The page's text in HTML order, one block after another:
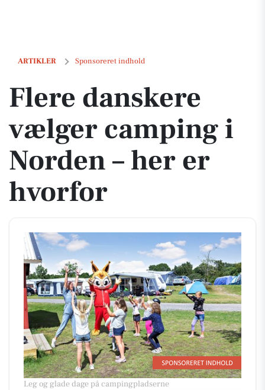
ARTIKLER Sponsoreret indhold
Flere danskere vælger camping i Norden – her er hvorfor
Flere danskere
vælger camping i
Norden – her er
hvorfor
Leg og glade dage på campingpladserne